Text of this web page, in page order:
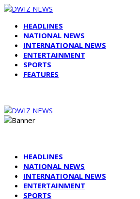
HEADLINES
NATIONAL NEWS
INTERNATIONAL NEWS
ENTERTAINMENT
SPORTS
FEATURES
HEADLINES
NATIONAL NEWS
INTERNATIONAL NEWS
ENTERTAINMENT
SPORTS